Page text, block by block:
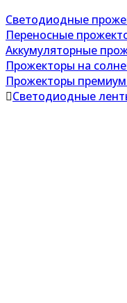
Светодиодные
Переносные
Аккумуляторные
Прожекторы на
Прожекторы премиум
Светодиодные